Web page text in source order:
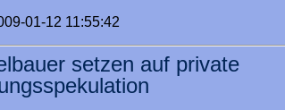
01-12 11:55:42
setzen auf private